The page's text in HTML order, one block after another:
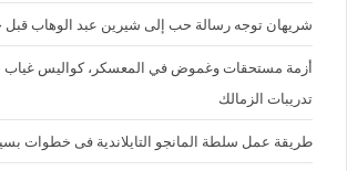
شريهان توجه رسالة حب إلى شيرين عبد الوهاب قبل
أزمة مستحقات وغموض في المعسكر، كواليس غياب
تدريبات الزمالك
طريقة عمل سلطة المانجو التايلاندية فى خطوات